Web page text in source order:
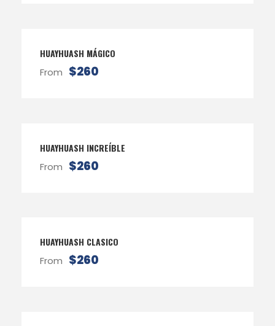
HUAYHUASH MÁGICO
From $260
HUAYHUASH INCREÍBLE
From $260
HUAYHUASH CLASICO
From $260